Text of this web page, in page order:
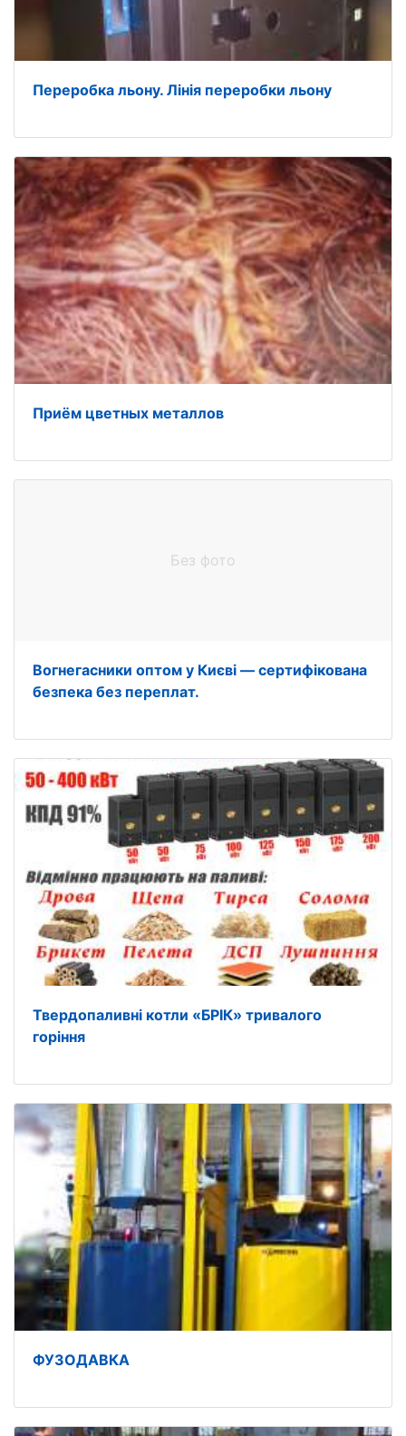
Переробка льону. Лінія переробки льону
Приём цветных металлов
Без фото
Вогнегасники оптом у Києві — сертифікована
безпека без переплат.
Твердопаливні котли «БРІК» тривалого
горіння
ФУЗОДАВКА